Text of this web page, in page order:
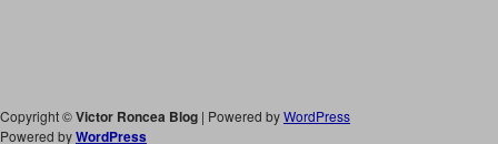
Copyright ©Victor Roncea Blog | Powered byWordPress
Powered byWordPress